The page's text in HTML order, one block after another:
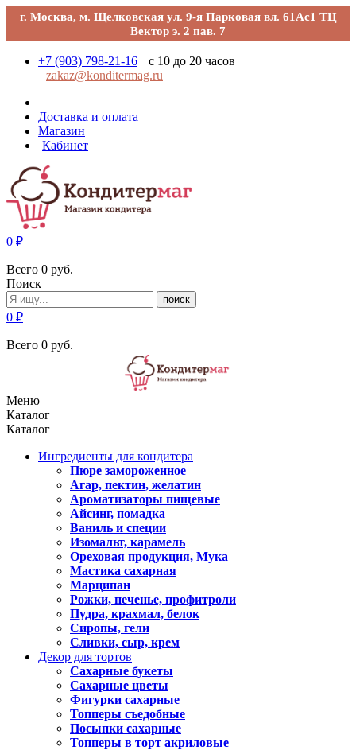
г. Москва, м. Щелковская ул. 9-я Парковая вл. 61Ас1 ТЦ
Вектор э. 2 пав. 7
+7 (903) 798-21-16
с 10 до 20 часов
zakaz@konditermag.ru
Доставка и оплата
Магазин
Кабинет
0 ₽
Всего 0 руб.
Поиск
поиск
0 ₽
Всего 0 руб.
Меню
Каталог
Каталог
Ингредиенты для кондитера
Пюре замороженное
Агар, пектин, желатин
Ароматизаторы пищевые
Айсинг, помадка
Ваниль и специи
Изомальт, карамель
Ореховая продукция, Мука
Мастика сахарная
Марципан
Рожки, печенье, профитроли
Пудра, крахмал, белок
Сиропы, гели
Сливки, сыр, крем
Декор для тортов
Сахарные букеты
Сахарные цветы
Фигурки сахарные
Топперы съедобные
Посыпки сахарные
Топперы в торт акриловые